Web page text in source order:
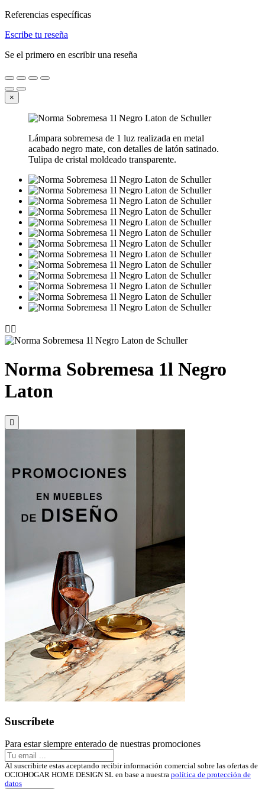
Referencias específicas
Escribe tu reseña
Se el primero en escribir una reseña
×
Lámpara sobremesa de 1 luz realizada en metal
acabado negro mate, con detalles de latón satinado.
Tulipa de cristal moldeado transparente.
 
Norma Sobremesa 1l Negro
Laton

Suscríbete
Para estar siempre enterado de nuestras promociones
Al suscribirte estas aceptando recibir información comercial sobre las ofertas de
OCIOHOGAR HOME DESIGN SL en base a nuestra política de protección de
datos